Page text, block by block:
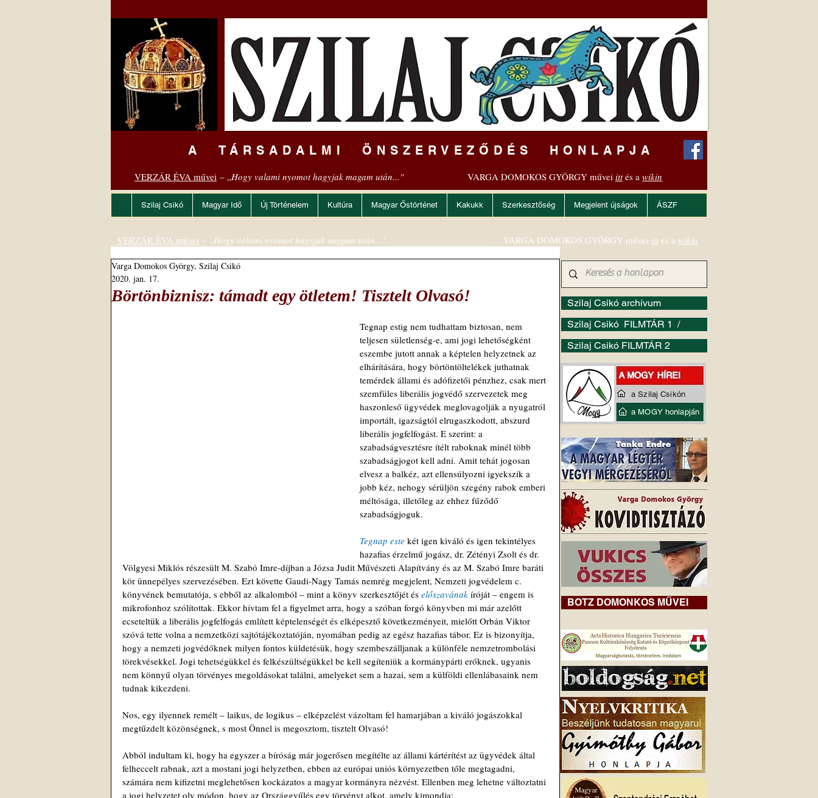
A TÁRSADALMI ÖNSZERVEZŐDÉS HONLAPJA
VERZÁR ÉVA művei – „Hogy valami nyomot hagyjak magam után..." VARGA DOMOKOS GYÖRGY művei ittés a wikin
Szilaj Csikó Magyar Idő Új Történelem Kultúra Magyar Őstörténet Kakukk Szerkesztőség Megjelent újságok ÁSZF
Börtönbiznisz: támadt egy ötletem! Tisztelt Olvasó!
Varga Domokos György, Szilaj Csikó
2020. jan. 17.
Tegnap estig nem tudhattam biztosan, nem
teljesen sületlenség-e, ami jogi lehetőségként
eszembe jutott annak a képtelen helyzetnek az
elhárítására, hogy börtöntöltelékek juthatnak
temérdek állami és adófizetői pénzhez, csak mert
szemfüles liberális jogvédő szervezetek meg
haszonleső ügyvédek meglovagolják a nyugatról
importált, igazságtól elrugaszkodott, abszurd
liberális jogfelfogást. E szerint: a
szabadságvesztésre ítélt raboknak minél több
szabadságjogot kell adni. Amit tehát jogosan
elvesz a balkéz, azt ellensúlyozni igyekszik a
jobb kéz, nehogy sérüljön szegény rabok emberi
méltósága, illetőleg az ehhez fűződő
szabadságjoguk.
Tegnap este két igen kiváló és igen tekintélyes
hazafias érzelmű jogász, dr. Zétényi Zsolt és dr.
Völgyesi Miklós részesült M. Szabó Imre-díjban a Józsa Judit Művészeti Alapítvány és az M. Szabó Imre baráti
kör ünnepélyes szervezésében. Ezt követte Gaudi-Nagy Tamás nemrég megjelent, Nemzeti jogvédelem c.
könyvének bemutatója, s ebből az alkalomból – mint a könyv szerkesztőjét és előszavának íróját – engem is
mikrofonhoz szólítottak. Ekkor hívtam fel a figyelmet arra, hogy a szóban forgó könyvben mi már azelőtt
ecseteltük a liberális jogfelfogás említett képtelenségét és elképesztő következményeit, mielőtt Orbán Viktor
szóvá tette volna a nemzetközi sajtótájékoztatóján, nyomában pedig az egész hazafias tábor. Ez is bizonyítja,
hogy a nemzeti jogvédőknek milyen fontos küldetésük, hogy szembeszálljanak a különféle nemzetrombolási
törekvésekkel. Jogi tehetségükkel és felkészültségükkel be kell segíteniük a kormánypárti erőknek, ugyanis
nem könnyű olyan törvényes megoldásokat találni, amelyeket sem a hazai, sem a külföldi ellenlábasaink nem
tudnak kikezdeni.
Nos, egy ilyennek remélt – laikus, de logikus – elképzelést vázoltam fel hamarjában a kiváló jogászokkal
megtűzdelt közönségnek, s most Önnel is megosztom, tisztelt Olvasó!
Abból indultam ki, hogy ha egyszer a bíróság már jogerősen megítélte az állami kártérítést az ügyvédek által
felheccelt rabnak, azt a mostani jogi helyzetben, ebben az európai uniós környezetben tőle megtagadni,
számára nem kifizetni meglehetősen kockázatos a magyar kormányra nézvést. Ellenben meg lehetne változtatni
a jogi helyzetet oly módon, hogy az Országgyűlés egy törvényt alkot, amely kimondja:
Szilaj Csikó archívum
Szilaj Csikó FILMTÁR 1 /
Szilaj Csikó FILMTÁR 2
VERZÁR ÉVA művei – „Hogy valami nyomot hagyjak magam után..." VARGA DOMOKOS GYÖRGY művei itt és a wikin
BOTZ DOMONKOS MŰVEI
a Szilaj Csikón
a MOGY honlapján